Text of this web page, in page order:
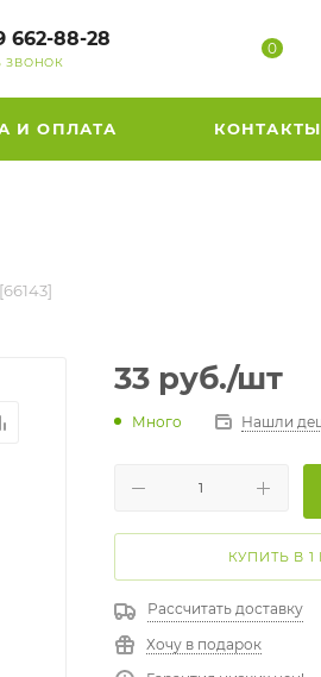
662-88-28
ЗВОНОК
0
И ОПЛАТА КОНТАКТЫ
33 руб./шт
Много Нашли
КУПИТЬ В
Рассчитать доставку
Хочу в подарок